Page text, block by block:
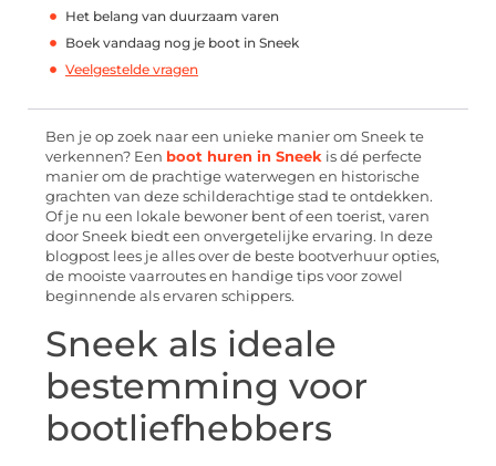
Het belang van duurzaam varen
Boek vandaag nog je boot in Sneek
Veelgestelde vragen
Ben je op zoek naar een unieke manier om Sneek te
verkennen? Een boot huren in Sneek is dé perfecte
manier om de prachtige waterwegen en historische
grachten van deze schilderachtige stad te ontdekken.
Of je nu een lokale bewoner bent of een toerist, varen
door Sneek biedt een onvergetelijke ervaring. In deze
blogpost lees je alles over de beste bootverhuur opties,
de mooiste vaarroutes en handige tips voor zowel
beginnende als ervaren schippers.
Sneek als ideale
bestemming voor
bootliefhebbers